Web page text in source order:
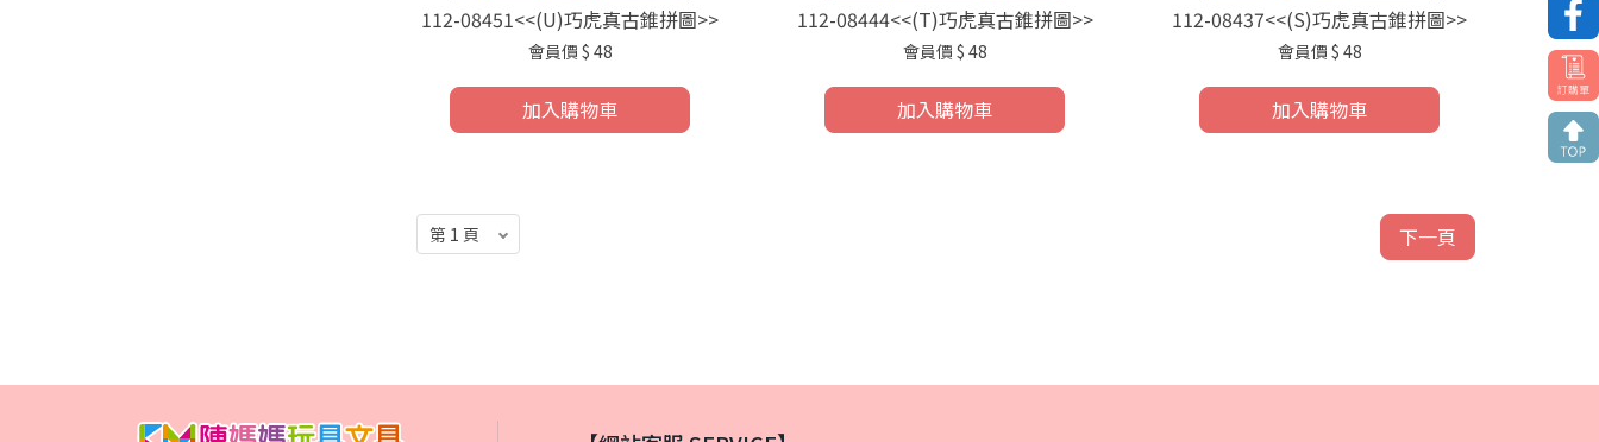
112-08451<<(U)巧虎真古錐拼圖>>
會員價 $ 48
加入購物車
112-08444<<(T)巧虎真古錐拼圖>>
會員價 $ 48
加入購物車
112-08437<<(S)巧虎真古錐拼圖>>
會員價 $ 48
加入購物車
下一頁